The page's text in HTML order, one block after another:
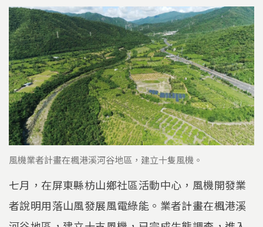
風機業者計畫在楓港溪河谷地區，建立十隻風機。
七月，在屏東縣枋山鄉社區活動中心，風機開發業
者說明用落山風發展風電綠能。業者計畫在楓港溪